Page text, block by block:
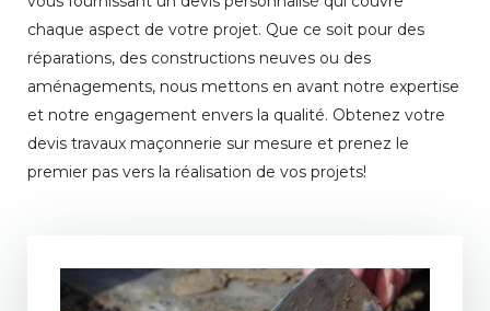
chaque aspect de votre projet. Que ce soit pour des
réparations, des constructions neuves ou des
aménagements, nous mettons en avant notre expertise
et notre engagement envers la qualité. Obtenez votre
devis travaux maçonnerie sur mesure et prenez le
premier pas vers la réalisation de vos projets!